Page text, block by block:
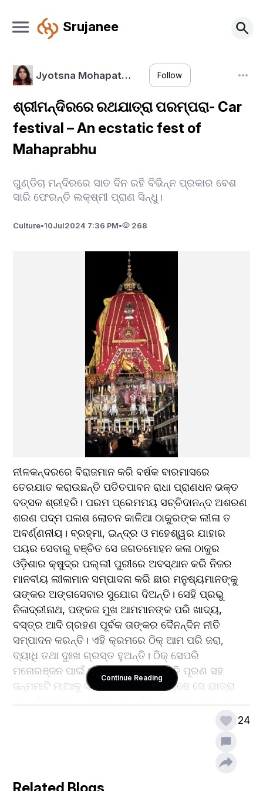
Srujanee
Jyotsna Mohapat… Follow
ଶ୍ରୀମନ୍ଦିରରେ ରଥଯାତ୍ରା ପରମ୍ପରା- Car
festival – An ecstatic fest of
Mahaprabhu
ଗୁଣ୍ଡିଚା ମନ୍ଦିରରେ ସାତ ଦିନ ରହି ବିଭିନ୍ନ ପ୍ରକାର ବେଶ
ସାରି ଫେରନ୍ତି ଲକ୍ଷ୍ମୀ ପ୍ରାଣ ସିନ୍ଧୁ।
Culture•10Jul2024 7:36 PM• 268
ନୀଳକନ୍ଦରରେ ବିରାଜମାନ କରି ବର୍ଷକ ବାରମାସରେ
ତେରଯାତ କରାଉଛନ୍ତି ପତିତପାବନ ରାଧା ପ୍ରାଣଧନ ଭକ୍ତ
ବତ୍ସଳ ଶ୍ରୀହରି। ପରମ ପ୍ରେମମୟ ସଚ୍ଚିଦାନନ୍ଦ ଅଶରଣ
ଶରଣ ପଦ୍ମ ପଳାଶ ଲୋଚନ କାଳିଆ ଠାକୁରଙ୍କ ଲୀଳା ତ
ଅବର୍ଣ୍ଣନୀୟ। ବ୍ରହ୍ମା, ଇନ୍ଦ୍ର ଓ ମହେଶ୍ୱର ଯାହାର
ପୟର ସେବାରୁ ବଞ୍ଚିତ ସେ ଜଗତମୋହନ କଳା ଠାକୁର
ଓଡ଼ିଶାର କ୍ଷୁଦ୍ର ପଲ୍ଲୀ ପୁରୀରେ ଅବସ୍ଥାନ କରି ନିଜର
ମାନବୀୟ ଲୀଳାମାନ ସମ୍ପାଦନା କରି ଛାର ମନୁଷ୍ୟମାନଙ୍କୁ
ତାଙ୍କର ଅଙ୍ଗସେବାର ସୁଯୋଗ ଦିଅନ୍ତି। ସେହି ପ୍ରଭୁ
ନିଳାଦ୍ରୀନାଥ, ପଙ୍କଜ ମୁଖ ଆମମାନଙ୍କ ପରି ଖାଦ୍ୟ,
ବସ୍ତ୍ର ଆଦି ଗ୍ରହଣ ପୂର୍ବକ ତାଙ୍କର ଦୈନନ୍ଦିନ ନୀତି
ସମ୍ପାଦନ କରନ୍ତି। ଏହି କ୍ରମରେ ଠିକ୍ ଆମ ପରି ଜରା,
ବ୍ୟାଧି ତଥା ଦୁଃଖ ଗ୍ରସ୍ତ ହୁଅନ୍ତି। ଠିକ୍ ସେପରି
ମନୋରଞ୍ଜନ ପାଇଁ ତଥା ନିଜର ପ୍ରତିଶ୍ରୁତି ପୂରଣ ସହ
ଜନ୍ମମାଟି ମାଆକୁ ସମ୍ମାନ ଦେବା ଉପଲକ୍ଷେ ସେ ଯାତ୍ରା
ରହି ବିଭିନ୍ନ ପ୍ରକାର ବେଶ ସାରି ଫେରନ୍ତି ଲକ୍ଷ୍ମୀ ପ୍ରାଣ
ଯାତ ଯାହାର ପ୍ରକ୍ରିୟା ମାଘ ଶୁକ୍ଲ ପଞ୍ଚମୀରୁ ଆରମ୍ଭ
ହୋଇ ଆଷାଢ଼ ଶୁକ୍ଲ ତ୍ରୟୋଦଶୀ ପର୍ଯ୍ୟନ୍ତ ଦୀର୍ଘକାଳ ଧରି
Continue Reading
24